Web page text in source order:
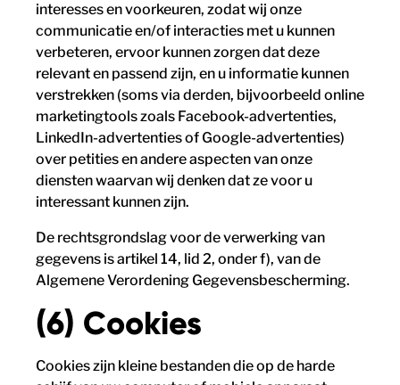
interesses en voorkeuren, zodat wij onze
communicatie en/of interacties met u kunnen
verbeteren, ervoor kunnen zorgen dat deze
relevant en passend zijn, en u informatie kunnen
verstrekken (soms via derden, bijvoorbeeld online
marketingtools zoals Facebook-advertenties,
LinkedIn-advertenties of Google-advertenties)
over petities en andere aspecten van onze
diensten waarvan wij denken dat ze voor u
interessant kunnen zijn.
De rechtsgrondslag voor de verwerking van
gegevens is artikel 14, lid 2, onder f), van de
Algemene Verordening Gegevensbescherming.
(6) Cookies
Cookies zijn kleine bestanden die op de harde